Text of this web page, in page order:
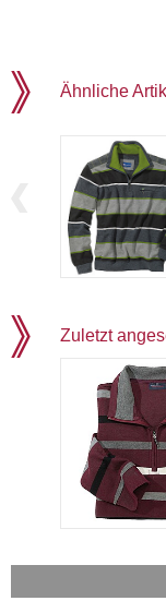
Ähnliche
Zuletzt